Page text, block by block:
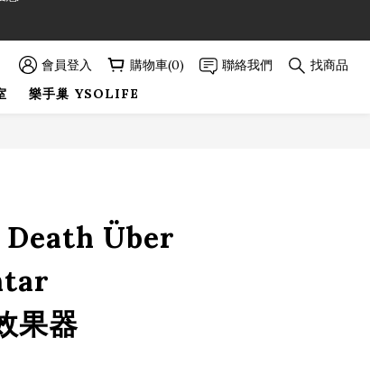
惠！ 會員登入 購物車(0) 聯絡我們
找商品
樂手巢 YSOLIFE
Über
果器